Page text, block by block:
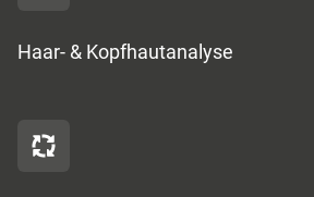
Haar- & Kopfhautanalyse